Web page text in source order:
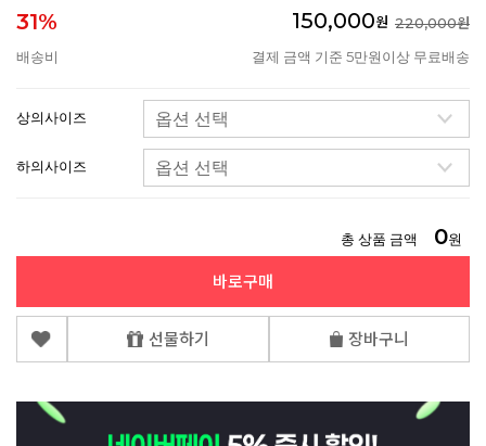
31% 150,000원 220,000원
배송비
결제 금액 기준 5만원이상 무료배송
상의사이즈
하의사이즈
총 상품 금액 0원
바로구매
선물하기 장바구니